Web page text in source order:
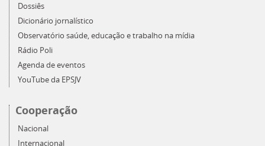
Dossiês
Dicionário jornalístico
Observatório saúde, educação e trabalho na mídia
Rádio Poli
Agenda de eventos
YouTube da EPSJV
Cooperação
Nacional
Internacional